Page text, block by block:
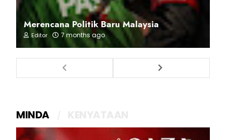
Merencana Politik Baru Malaysia
Editor 7 months ago
MINDA